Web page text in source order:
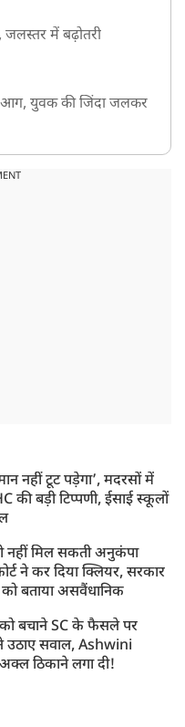
जलस्तर में बढ़ोतरी
युवक की जिंदा जलकर
नहीं टूट पड़ेगा’, मदरसों में
की बड़ी टिप्पणी, ईसाई स्कूलों
नहीं मिल सकती अनुकंपा
ने कर दिया क्लियर, सरकार
को बताया असवैंधानिक
को बचाने SC के फैसले पर
उठाए सवाल, Ashwini
ठिकाने लगा दी!